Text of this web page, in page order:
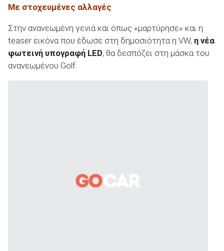
Μεταχειρισμένα
Με στοχευμένες αλλαγές
Στην ανανεωμένη γενιά και όπως «μαρτύρησε» και η
teaser εικόνα που έδωσε στη δημοσιότητα η VW, η νέα
φωτεινή υπογραφή LED, θα δεσπόζει στη μάσκα του
ανανεωμένου Golf.